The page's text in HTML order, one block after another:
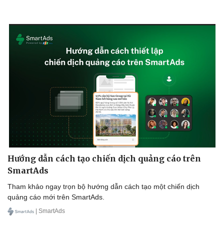
Hướng dẫn cách tạo chiến dịch quảng cáo trên
SmartAds
Tham khảo ngay trọn bộ hướng dẫn cách tạo một chiến dịch
quảng cáo mới trên SmartAds.
| SmartAds